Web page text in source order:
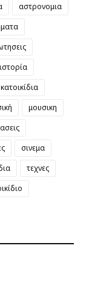
αστρονομια
ιστορία
κατοικίδια
μουσικη
σινεμα
τεχνες